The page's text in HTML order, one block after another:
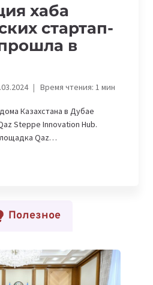
хаба
стартап-
в
Время чтения: 1мин
Казахстана в Дубае
Steppe Innovation Hub.
Qaz…
Полезное